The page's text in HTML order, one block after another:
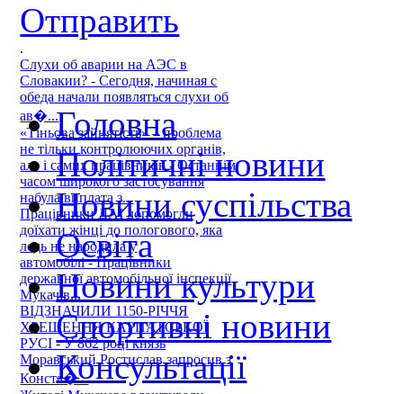
Отправить
.
Слухи об аварии на АЭС в
Словакии? - Сегодня, начиная с
обеда начали появляться слухи об
ав�...
«Тіньова зайнятість» – проблема
не тільки контролюючих органів,
але і самих працівників - Останнім
часом широкого застосування
набула виплата з...
Працівники ДАІ допомогли
доїхати жінці до пологового, яка
ледь не народила у
автомобілі - Працівники
державної автомобільної інспекції
Мукачів...
ВІДЗНАЧИЛИ 1150-РІЧЧЯ
ХРЕЩЕННЯ КАРПАТСЬКОЇ
РУСІ - У 862 році князь
Моравський Ростислав запросив з
Конста�...
Головна
Політичні новини
Новини суспільства
Освіта
Новини культури
Спортивні новини
Консультації